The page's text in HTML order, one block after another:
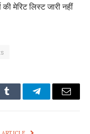
मेरिट लिस्ट जारी नहीं
Tumblr TelegramEmail